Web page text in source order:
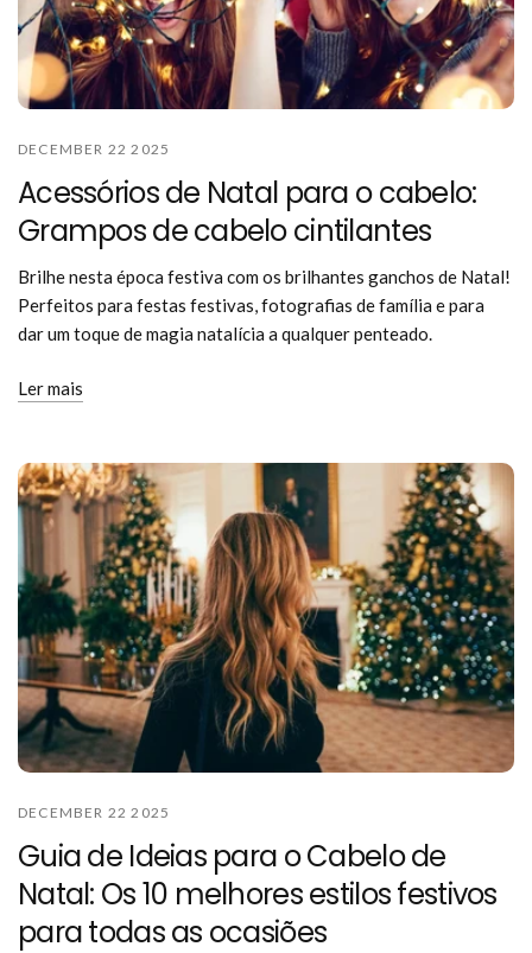
DECEMBER 22 2025
Acessórios de Natal para o cabelo:
Grampos de cabelo cintilantes
Brilhe nesta época festiva com os brilhantes ganchos de Natal!
Perfeitos para festas festivas, fotografias de família e para
dar um toque de magia natalícia a qualquer penteado.
Ler mais
DECEMBER 22 2025
Guia de Ideias para o Cabelo de
Natal: Os 10 melhores estilos festivos
para todas as ocasiões